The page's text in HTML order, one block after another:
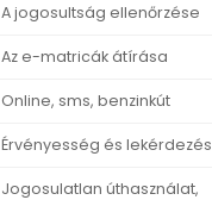
A jogosultság ellenőrzése
Az e-matricák átírása
Online, sms, benzinkút
Érvényesség és lekérdezés
Jogosulatlan úthasználat,